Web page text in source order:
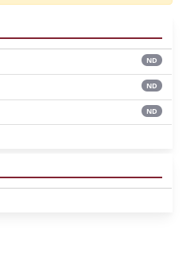
ND
ND
ND